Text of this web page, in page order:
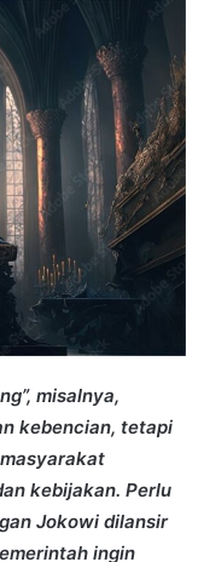
misalnya,
kebencian, tetapi
kebijakan. Perlu
Jokowi dilansir
ingin